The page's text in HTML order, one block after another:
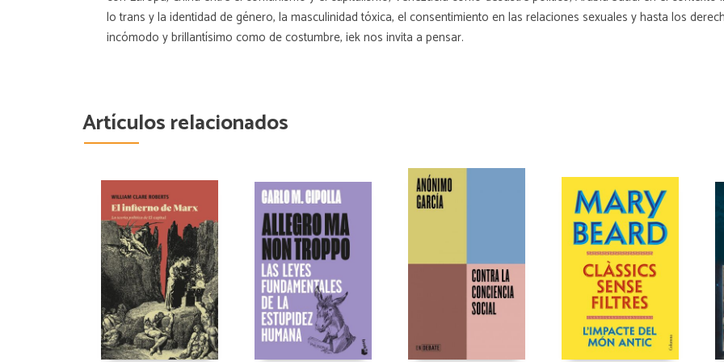
lo trans y la identidad de género, la masculinidad tóxica, el consentimiento en las relaciones sexuales y hasta los
incómodo y brillantísimo como de costumbre, iek nos invita a pensar.
Artículos relacionados